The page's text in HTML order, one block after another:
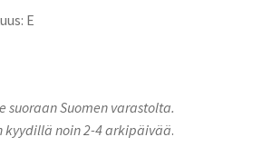
E
suoraan Suomen varastolta.
kyydillä noin 2-4 arkipäivää.